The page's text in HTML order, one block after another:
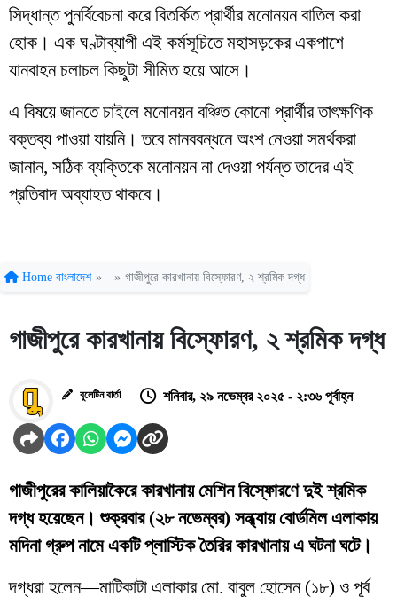
সিদ্ধান্ত পুনর্বিবেচনা করে বিতর্কিত প্রার্থীর মনোনয়ন বাতিল করা
হোক। এক ঘণ্টাব্যাপী এই কর্মসূচিতে মহাসড়কের একপাশে
যানবাহন চলাচল কিছুটা সীমিত হয়ে আসে।
এ বিষয়ে জানতে চাইলে মনোনয়ন বঞ্চিত কোনো প্রার্থীর তাৎক্ষণিক
বক্তব্য পাওয়া যায়নি। তবে মানববন্ধনে অংশ নেওয়া সমর্থকরা
জানান, সঠিক ব্যক্তিকে মনোনয়ন না দেওয়া পর্যন্ত তাদের এই
প্রতিবাদ অব্যাহত থাকবে।
Home বাংলাদেশ » » গাজীপুরে কারখানায় বিস্ফোরণ, ২ শ্রমিক দগ্ধ
গাজীপুরে কারখানায় বিস্ফোরণ, ২ শ্রমিক দগ্ধ
বুলেটিন বার্তা শনিবার, ২৯ নভেম্বর ২০২৫ - ২:৩৬ পূর্বাহ্ন
গাজীপুরের কালিয়াকৈরে কারখানায় মেশিন বিস্ফোরণে দুই শ্রমিক
দগ্ধ হয়েছেন। শুক্রবার (২৮ নভেম্বর) সন্ধ্যায় বোর্ডমিল এলাকায়
মদিনা গ্রুপ নামে একটি প্লাস্টিক তৈরির কারখানায় এ ঘটনা ঘটে।
দগ্ধরা হলেন—মাটিকাটা এলাকার মো. বাবুল হোসেন (১৮) ও পূর্ব